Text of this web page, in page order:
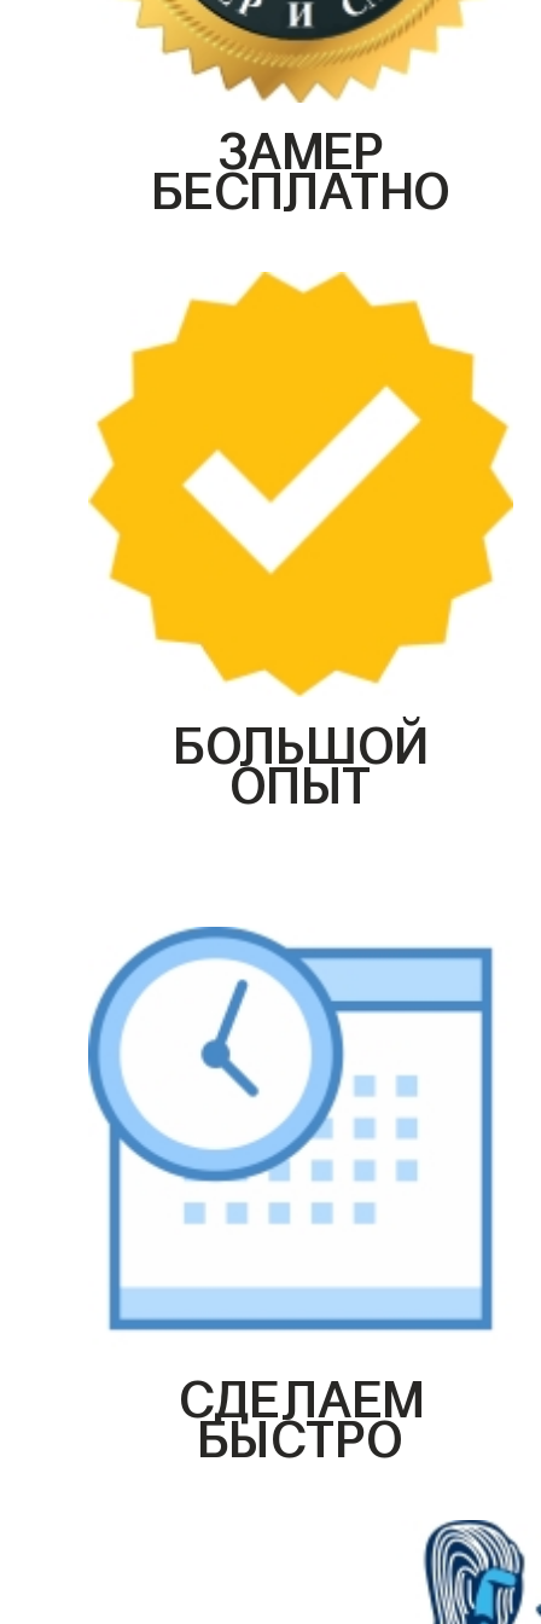
ЗАМЕР
БЕСПЛАТНО
БОЛЬШОЙ
ОПЫТ
СДЕЛАЕМ
БЫСТРО